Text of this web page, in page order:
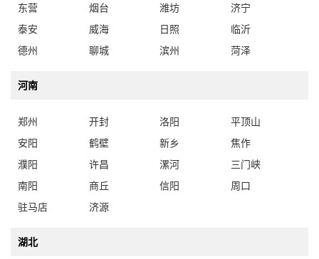
东营
烟台 潍坊
济宁
泰安
威海 日照
临沂
德州
聊城 滨州 菏泽
河南
郑州 开封 洛阳
平顶山
安阳
鹤壁 新乡
焦作
濮阳
许昌 漯河
三门峡
南阳
商丘 信阳
周口
驻马店
济源
湖北